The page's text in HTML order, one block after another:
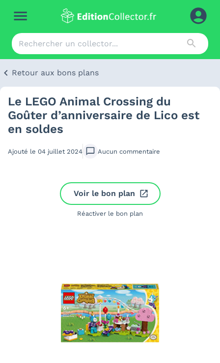
Retour aux bons plans
Le LEGO Animal Crossing du
Goûter d’anniversaire de Lico est
en soldes
Ajouté le 04 juillet 2024 Aucun commentaire
Voir le bon plan
Réactiver le bon plan